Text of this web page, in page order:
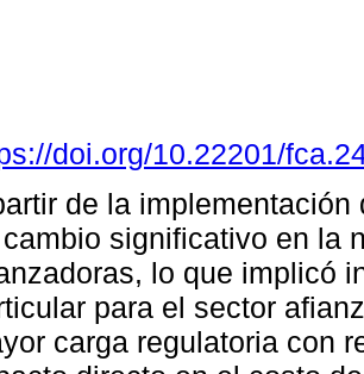
doi.org/10.22201/
de la
significativo en la
lo que implicó
para el sector
carga regulatoria con